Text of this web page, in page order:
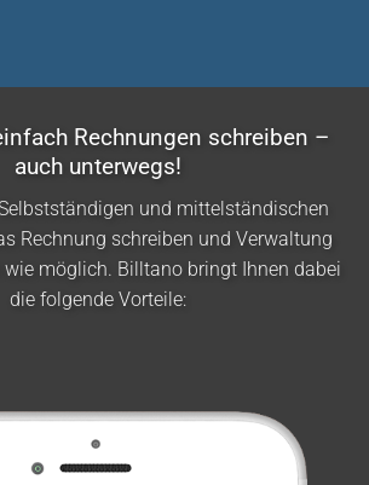
Rechnungen schreiben –
auch unterwegs!
und mittelständischen
Rechnung schreiben und Verwaltung
möglich. Billtano bringt Ihnen dabei
die folgende Vorteile: